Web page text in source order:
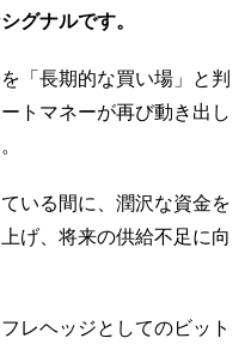
グナルです。
「長期的な買い場」と判
トマネーが再び動き出し
いる間に、潤沢な資金を
げ、将来の供給不足に向
レヘッジとしてのビット